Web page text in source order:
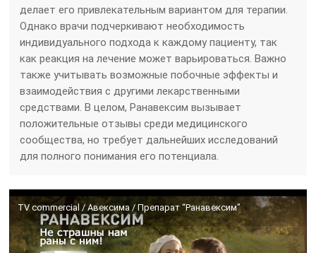
делает его привлекательным вариантом для терапии.
Однако врачи подчеркивают необходимость
индивидуального подхода к каждому пациенту, так
как реакция на лечение может варьироваться. Важно
также учитывать возможные побочные эффекты и
взаимодействия с другими лекарственными
средствами. В целом, Ранавексим вызывает
положительные отзывы среди медицинского
сообщества, но требует дальнейших исследований
для полного понимания его потенциала.
TV commercial / Авексима / Препарат “Ранавексим”